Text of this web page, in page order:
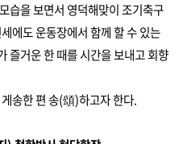
습을 보면서 영덕해맞이 조기축구
에도 운동장에서 함께 할 수 있는
즐거운 한 때를 시간을 보내고 회향
송한 편 송(頌)하고자 한다.